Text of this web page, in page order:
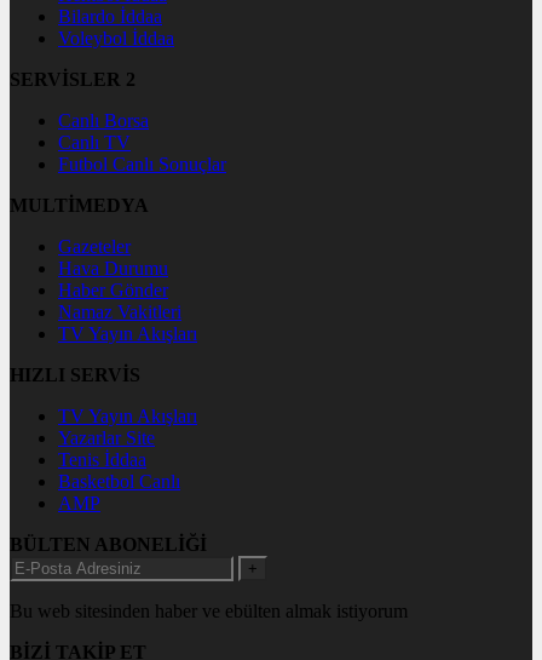
Bilardo İddaa
Voleybol İddaa
SERVİSLER 2
Canlı Borsa
Canlı TV
Futbol Canlı Sonuçlar
MULTİMEDYA
Gazeteler
Hava Durumu
Haber Gönder
Namaz Vakitleri
TV Yayın Akışları
HIZLI SERVİS
TV Yayın Akışları
Yazarlar Site
Tenis İddaa
Basketbol Canlı
AMP
BÜLTEN ABONELİĞİ
+
Bu web sitesinden haber ve ebülten almak istiyorum
BİZİ TAKİP ET